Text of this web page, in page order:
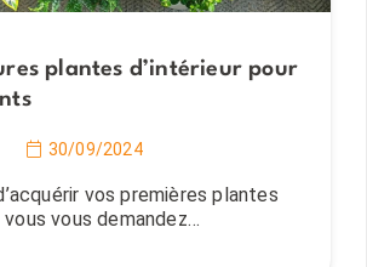
plantes d’intérieur pour
30/09/2024
vos premières plantes
vous vous demandez…